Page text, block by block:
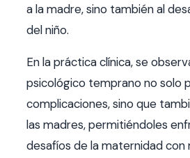
a la madre, sino también al
del niño.
En la práctica clínica, se
psicológico temprano no solo
complicaciones, sino que
las madres, permitiéndoles
desafíos de la maternidad con